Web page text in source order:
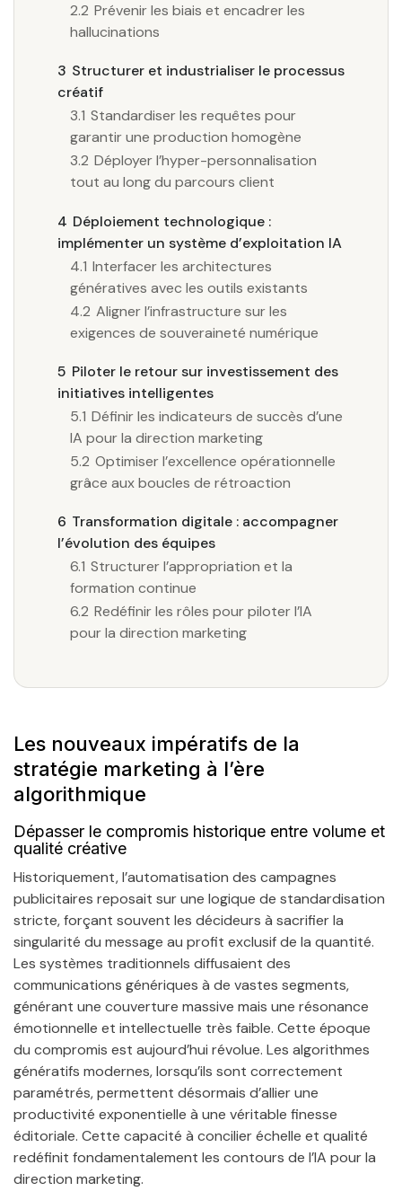
2.2 Prévenir les biais et encadrer les
hallucinations
3 Structurer et industrialiser le processus
créatif
3.1 Standardiser les requêtes pour
garantir une production homogène
3.2 Déployer l’hyper-personnalisation
tout au long du parcours client
4 Déploiement technologique :
implémenter un système d’exploitation IA
4.1 Interfacer les architectures
génératives avec les outils existants
4.2 Aligner l’infrastructure sur les
exigences de souveraineté numérique
5 Piloter le retour sur investissement des
initiatives intelligentes
5.1 Définir les indicateurs de succès d’une
IA pour la direction marketing
5.2 Optimiser l’excellence opérationnelle
grâce aux boucles de rétroaction
6 Transformation digitale : accompagner
l’évolution des équipes
6.1 Structurer l’appropriation et la
formation continue
6.2 Redéfinir les rôles pour piloter l’IA
pour la direction marketing
Les nouveaux impératifs de la
stratégie marketing à l’ère
algorithmique
Dépasser le compromis historique entre volume et
qualité créative
Historiquement, l’automatisation des campagnes
publicitaires reposait sur une logique de standardisation
stricte, forçant souvent les décideurs à sacrifier la
singularité du message au profit exclusif de la quantité.
Les systèmes traditionnels diffusaient des
communications génériques à de vastes segments,
générant une couverture massive mais une résonance
émotionnelle et intellectuelle très faible. Cette époque
du compromis est aujourd’hui révolue. Les algorithmes
génératifs modernes, lorsqu’ils sont correctement
paramétrés, permettent désormais d’allier une
productivité exponentielle à une véritable finesse
éditoriale. Cette capacité à concilier échelle et qualité
redéfinit fondamentalement les contours de l’IA pour la
direction marketing.